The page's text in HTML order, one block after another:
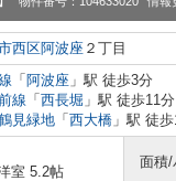
西区阿波座 ２丁目
「 阿波座 」駅 徒歩3分
線 「 西長堀 」駅 徒歩11分
見緑地 「 西大橋 」駅 徒
室 5.2帖
面積/